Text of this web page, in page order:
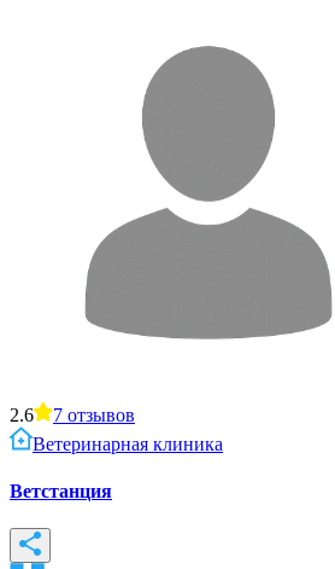
2.6 7 отзывов
Ветеринарная клиника
Ветстанция